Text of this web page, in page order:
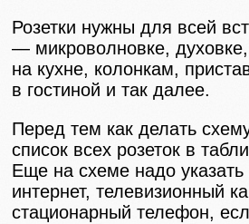
Розетки нужны для всей
— микроволновке,
на кухне, колонкам,
в гостиной и так далее.
Перед тем как делать
список всех розеток в
Еще на схеме надо
интернет, телевизионный
стационарный телефон,